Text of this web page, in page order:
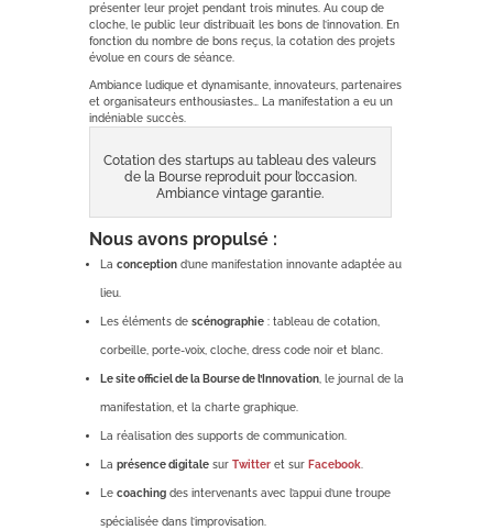
présenter leur projet pendant trois minutes. Au coup de
cloche, le public leur distribuait les bons de l’innovation. En
fonction du nombre de bons reçus, la cotation des projets
évolue en cours de séance.
Ambiance ludique et dynamisante, innovateurs, partenaires
et organisateurs enthousiastes… La manifestation a eu un
indéniable succès.
Cotation des startups au tableau des valeurs
de la Bourse reproduit pour l’occasion.
Ambiance vintage garantie.
Nous avons propulsé :
La conceptiond’une manifestation innovante adaptée au
lieu.
Les éléments de scénographie: tableau de cotation,
corbeille, porte-voix, cloche, dress code noir et blanc.
Le site officiel de la Bourse de l’Innovation, le journal de la
manifestation, et la charte graphique.
La réalisation des supports de communication.
La présence digitalesur Twitteret sur Facebook.
Le coachingdes intervenants avec l’appui d’une troupe
spécialisée dans l’improvisation.